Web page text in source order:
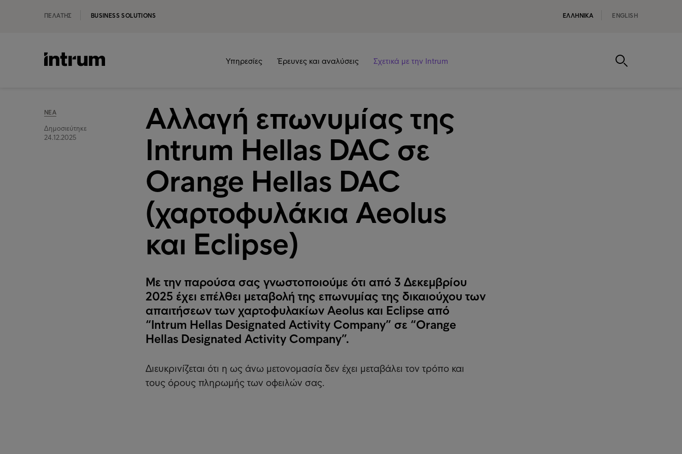
ΠΕΛΆΤΗΣ BUSINESS SOLUTIONS ΕΛΛΗΝΙΚA ENGLISH
Υπηρεσίες Έρευνες και αναλύσεις Σχετικά με την Intrum
ΝΈΑ
Δημοσιεύτηκε
24.12.2025
Αλλαγή επωνυμίας της
Intrum Hellas DAC σε
Orange Hellas DAC
(χαρτοφυλάκια Aeolus
και Eclipse)
Mε την παρούσα σας γνωστοποιούμε ότι από 3 Δεκεμβρίου
2025 έχει επέλθει μεταβολή της επωνυμίας της δικαιούχου των
απαιτήσεων των χαρτοφυλακίων Aeolus και Eclipse από
“Intrum Hellas Designated Activity Company” σε “Orange
Hellas Designated Activity Company”.
Διευκρινίζεται ότι η ως άνω μετονομασία δεν έχει μεταβάλει τον τρόπο και
τους όρους πληρωμής των οφειλών σας.